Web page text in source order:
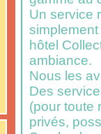
Un service
simplement
hôtel
ambiance.
Nous les
Des
(pour toute
privés,